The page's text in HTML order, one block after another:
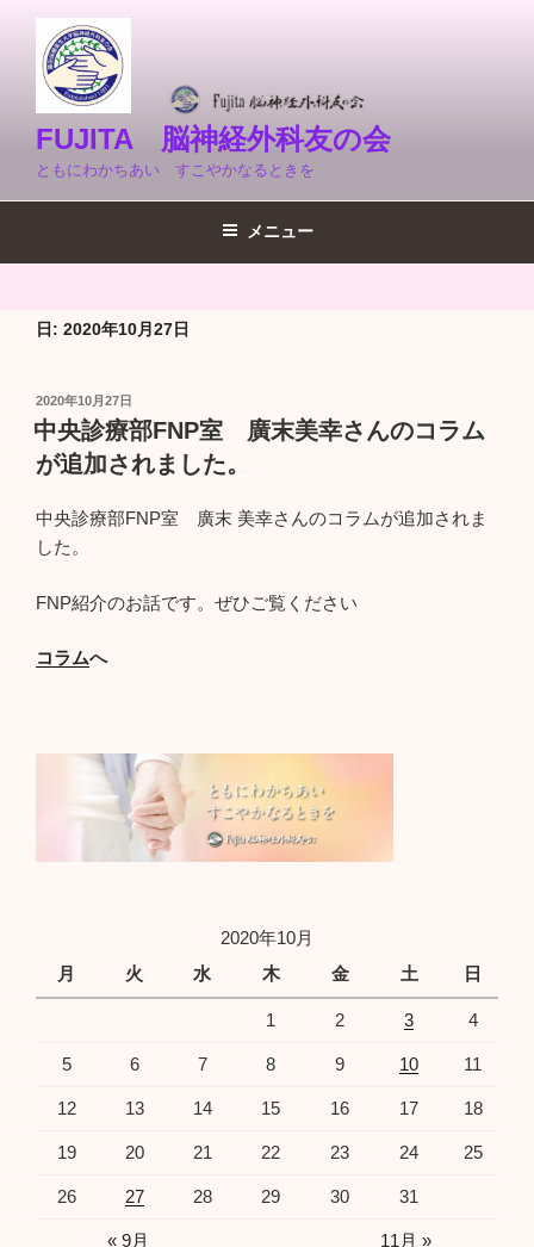
プ
FUJITA 脳神経外科友の会
ともにわかちあい すこやかなるときを
メニュー
日: 2020年10月27日
投
稿
日:
2020年10月27日
中央診療部FNP室 廣末美幸さんのコラム
が追加されました。
中央診療部FNP室 廣末 美幸さんのコラムが追加されま
した。
FNP紹介のお話です。ぜひご覧ください
コラムへ
2020年10月
月
火 水 木 金 土 日
1 2 3 4
5 6 7 8 9 10 11
12 13 14 15 16 17 18
19 20 21 22 23 24 25
26 27 28 29 30 31
« 9月 11月 »